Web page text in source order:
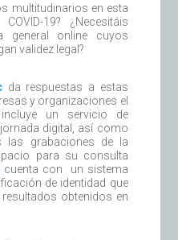
multitudinarios en esta
19? ¿Necesitáis
general online cuyos
validez legal?
da respuestas a estas
y organizaciones el
un servicio de
digital, así como
las grabaciones de la
para su consulta
cuenta con un sistema
de identidad que
obtenidos en